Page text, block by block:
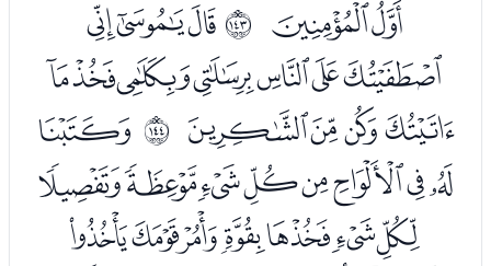
ﯹﯺ ﲎﭑﭒﭓ
ﭔﭕﭖﭗﭘﭙﭚ
ﭛﭜﭝﭞ ﲏ ﭠ
ﭡﭢﭣﭤﭥﭦﭧﭨ
ﭩﭪﭫﭬﭭﭮﭯ